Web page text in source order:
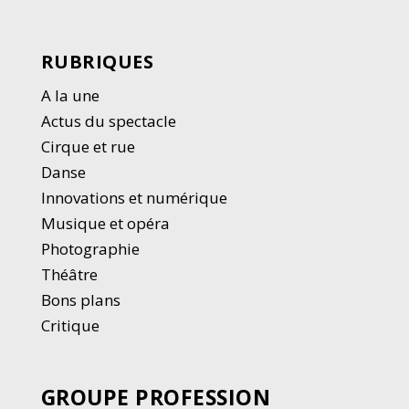
RUBRIQUES
A la une
Actus du spectacle
Cirque et rue
Danse
Innovations et numérique
Musique et opéra
Photographie
Théâtre
Bons plans
Critique
GROUPE PROFESSION